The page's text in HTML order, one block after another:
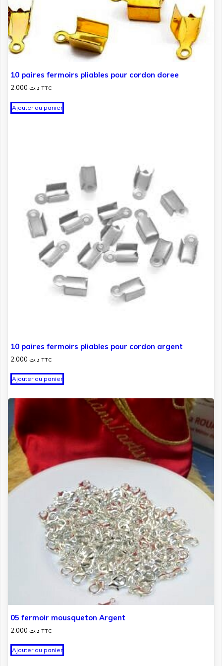
10 paires fermoirs pliables pour cordon doree
د.ت TTC
Ajouter au panier
10 paires fermoirs pliables pour cordon argent
د.ت TTC
Ajouter au panier
05 fermoir mousqueton Argent
د.ت TTC
Ajouter au panier